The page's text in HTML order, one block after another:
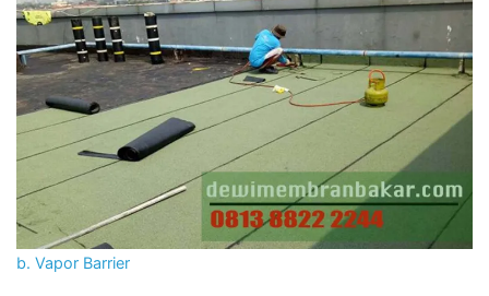
b. Vapor Barrier